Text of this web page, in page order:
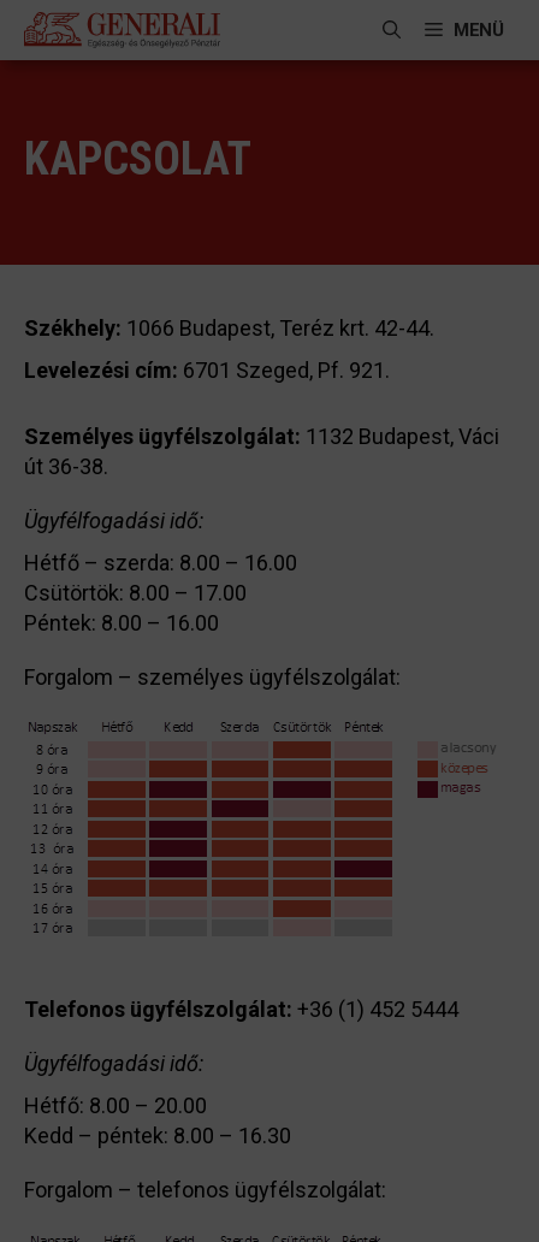
Kilépés
tartalomba
MENÜ
KAPCSOLAT
Székhely: 1066 Budapest, Teréz krt. 42-44.
Levelezési cím: 6701 Szeged, Pf. 921.
Személyes ügyfélszolgálat: 1132 Budapest, Váci
út 36-38.
Ügyfélfogadási idő:
Hétfő – szerda: 8.00 – 16.00
Csütörtök: 8.00 – 17.00
Péntek: 8.00 – 16.00
Forgalom – személyes ügyfélszolgálat:
Telefonos ügyfélszolgálat: +36 (1) 452 5444
Ügyfélfogadási idő:
Hétfő: 8.00 – 20.00
Kedd – péntek: 8.00 – 16.30
Forgalom – telefonos ügyfélszolgálat: